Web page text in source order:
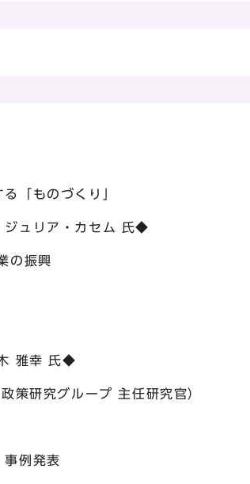
「ものづくり」
リア・カセム 氏◆
の振興
雅幸 氏◆
究グループ 主任研究官）
例発表